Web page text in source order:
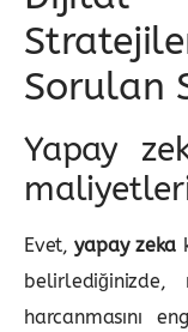
Sorulan
Yapay
Evet,yapay zeka
harcanmasını